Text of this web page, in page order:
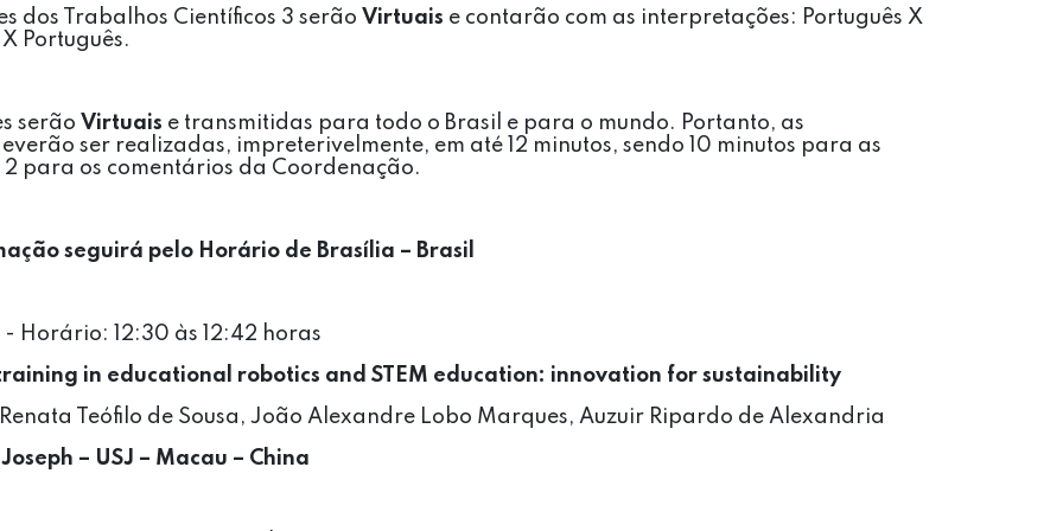
dos Trabalhos Científicos 3 serão Virtuais e contarão com as interpretações: Português X
X Português.
serão Virtuais e transmitidas para todo o Brasil e para o mundo. Portanto, as
ser realizadas, impreterivelmente, em até 12 minutos, sendo 10 minutos para as
2 para os comentários da Coordenação.
seguirá pelo Horário de Brasília – Brasil
- Horário: 12:30 às 12:42 horas
in educational robotics and STEM education: innovation for sustainability
Teófilo de Sousa, João Alexandre Lobo Marques, Auzuir Ripardo de Alexandria
– USJ – Macau – China